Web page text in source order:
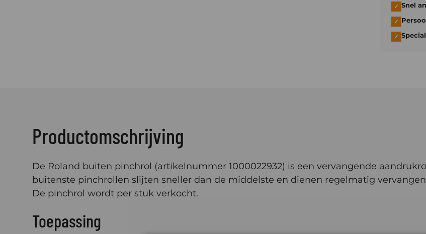
✓ Snel
✓
✓
Productomschrijving
De Roland buiten pinchrol (artikelnummer 1000022932) is een vervangende
buitenste pinchrollen slijten sneller dan de middelste en dienen regelmatig
De pinchrol wordt per stuk verkocht.
Toepassing